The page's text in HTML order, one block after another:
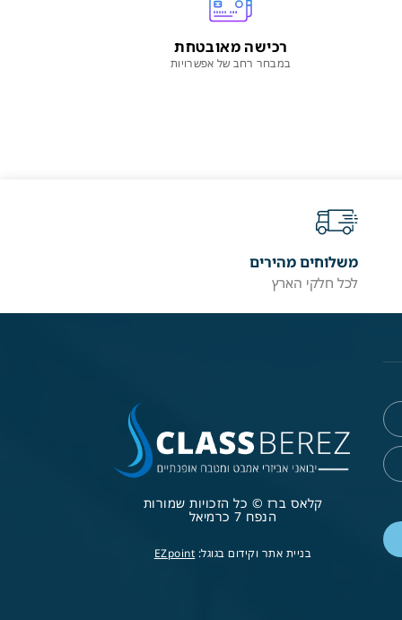
רכישה מאובטחת
במבחר רחב של אפשרויות
משלוחים מהירים
לכל חלקי הארץ
קלאס ברז © כל הזכויות שמורות
הנפח 7 כרמיאל
בניית אתר וקידום בגוגל: EZpoint